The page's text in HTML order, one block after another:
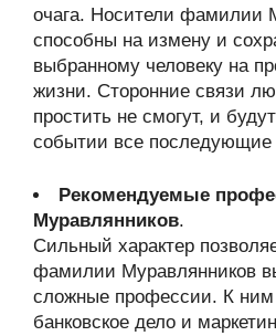
очага. Носители фамилии
способны на измену и
выбранному человеку на
жизни. Сторонние связи
простить не смогут, и
событии все последующие
Рекомендуемые
Муравлянников.
Сильный характер
фамилии Муравлянников
сложные профессии. К ним
банковское дело и